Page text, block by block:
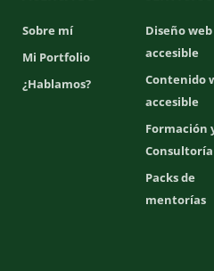
Sobre mí
Mi Portfolio
¿Hablamos?
Diseño web
accesible
Contenido
accesible
Formación
Consultoría
Packs de
mentorías